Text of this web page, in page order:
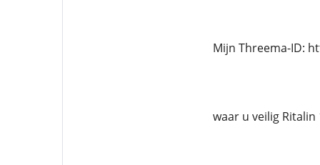
Mijn Threema-ID:
waar u veilig